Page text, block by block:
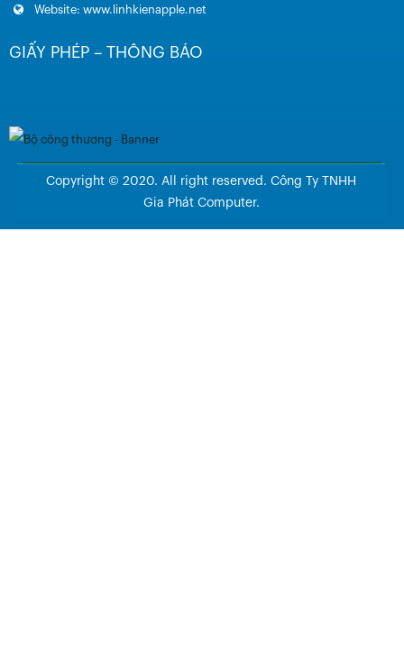
Website: www.linhkienapple.net
GIẤY PHÉP – THÔNG BÁO
Copyright © 2020. All right reserved. Công Ty TNHH
Gia Phát Computer.